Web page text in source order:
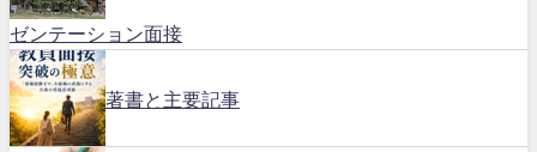
ゼンテーション面接
著書と主要記事